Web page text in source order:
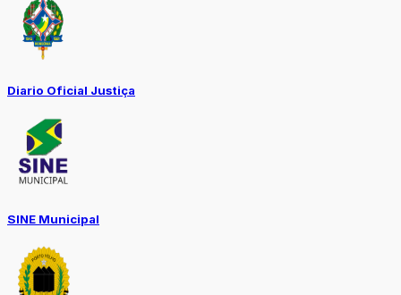
Diario Oficial Justiça
SINE Municipal